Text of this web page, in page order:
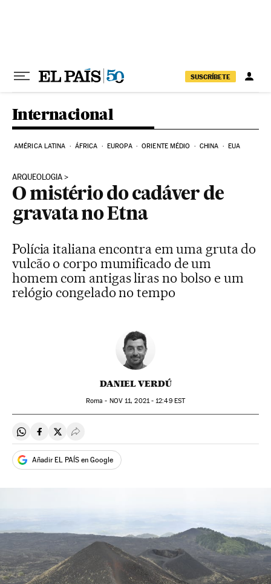
SUSCRÍBETE
Internacional
AMÉRICA LATINA ÁFRICA EUROPA ORIENTE MÉDIO CHINA EUA
ARQUEOLOGIA
O mistério do cadáver de
gravata no Etna
Polícia italiana encontra em uma gruta do
vulcão o corpo mumificado de um
homem com antigas liras no bolso e um
relógio congelado no tempo
DANIEL VERDÚ
Roma - NOV11, 2021 - 12:49EST
Compartir en Whatsapp
Compartir en Facebook
Compartir en Twitter
Desplegar Redes Sociales
Añadir EL PAÍS en Google